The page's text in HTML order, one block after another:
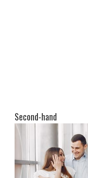
Second-hand